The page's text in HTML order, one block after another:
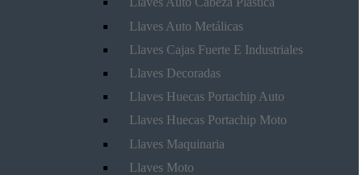
Llaves Auto Metálicas
Llaves Cajas Fuerte E Industriales
Llaves Decoradas
Llaves Huecas Portachip Auto
Llaves Huecas Portachip Moto
Llaves Maquinaria
Llaves Moto